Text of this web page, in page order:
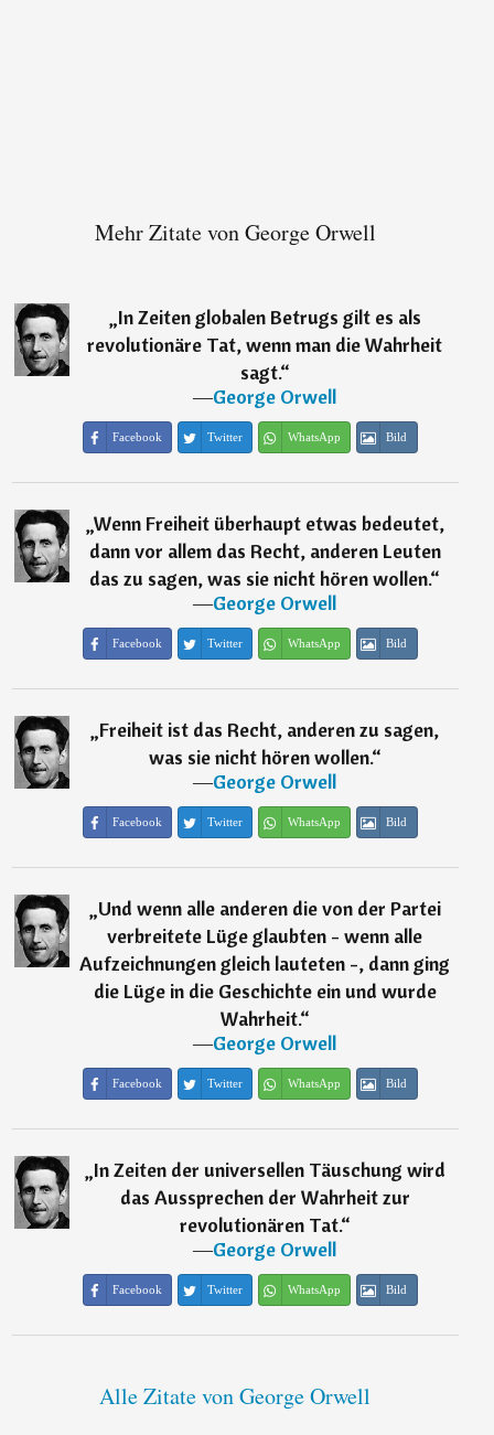
Mehr Zitate von George Orwell
„In Zeiten globalen Betrugs gilt es als
revolutionäre Tat, wenn man die Wahrheit
sagt.“
―George Orwell
Facebook Twitter WhatsApp Bild
„Wenn Freiheit überhaupt etwas bedeutet,
dann vor allem das Recht, anderen Leuten
das zu sagen, was sie nicht hören wollen.“
―George Orwell
Facebook Twitter WhatsApp Bild
„Freiheit ist das Recht, anderen zu sagen,
was sie nicht hören wollen.“
―George Orwell
Facebook Twitter WhatsApp Bild
„Und wenn alle anderen die von der Partei
verbreitete Lüge glaubten - wenn alle
Aufzeichnungen gleich lauteten -, dann ging
die Lüge in die Geschichte ein und wurde
Wahrheit.“
―George Orwell
Facebook Twitter WhatsApp Bild
„In Zeiten der universellen Täuschung wird
das Aussprechen der Wahrheit zur
revolutionären Tat.“
―George Orwell
Facebook Twitter WhatsApp Bild
Alle Zitate von George Orwell